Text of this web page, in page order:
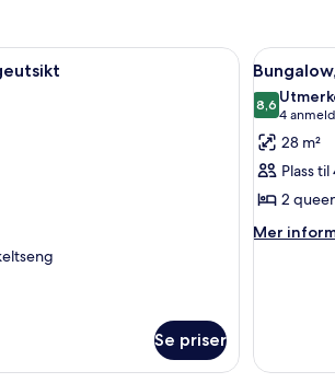
1 soverom, minibar, safe på rommet og
Se priser
Åpne
alle
bildene
av
delvis
9
8,68,6 av 10
4
(4
28 m²
Plass
2
Mer
Mer